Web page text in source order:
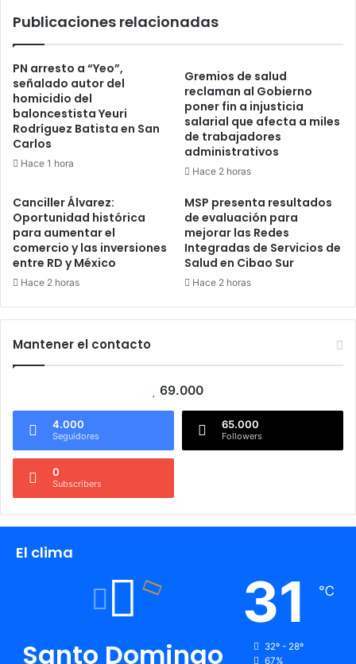
Publicaciones relacionadas
PN arresto a “Yeo”,
señalado autor del
homicidio del
baloncestista Yeuri
Rodríguez Batista en San
Carlos
Hace 1 hora
Gremios de salud
reclaman al Gobierno
poner fin a injusticia
salarial que afecta a miles
de trabajadores
administrativos
Hace 2 horas
Canciller Álvarez:
Oportunidad histórica
para aumentar el
comercio y las inversiones
entre RD y México
Hace 2 horas
MSP presenta resultados
de evaluación para
mejorar las Redes
Integradas de Servicios de
Salud en Cibao Sur
Hace 2 horas
Mantener el contacto
69.000
4.000
Seguidores
65.000
Followers
0
Subscribers
El clima
Santo Domingo
31 ℃
32º - 28º
67%